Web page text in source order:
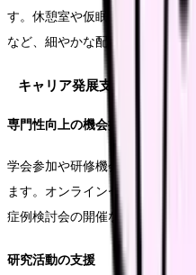
す。休憩室や仮眠室の設置、適
など、細やかな配慮が必要です。
キャリア発展支援
専門性向上の機会提供
学会参加や研修機会の充実によ
ます。オンラインセミナーの活
症例検討会の開催なども効果的な
研究活動の支援